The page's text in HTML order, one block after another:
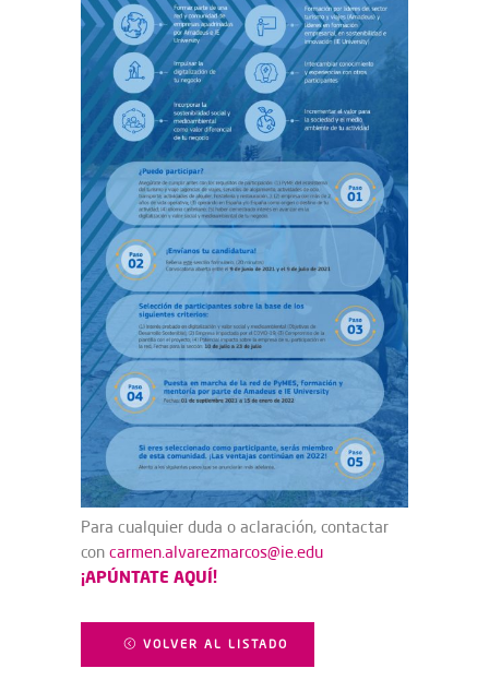
Para cualquier duda o aclaración, contactar
con carmen.alvarezmarcos@ie.edu
¡APÚNTATE AQUÍ!
VOLVER AL LISTADO